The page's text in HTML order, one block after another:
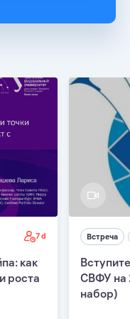
7 d
как
роста
Встреча
СВФУ на
набор)